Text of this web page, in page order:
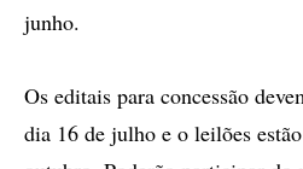
junho.
Os editais para concessão
dia 16 de julho e o leilões